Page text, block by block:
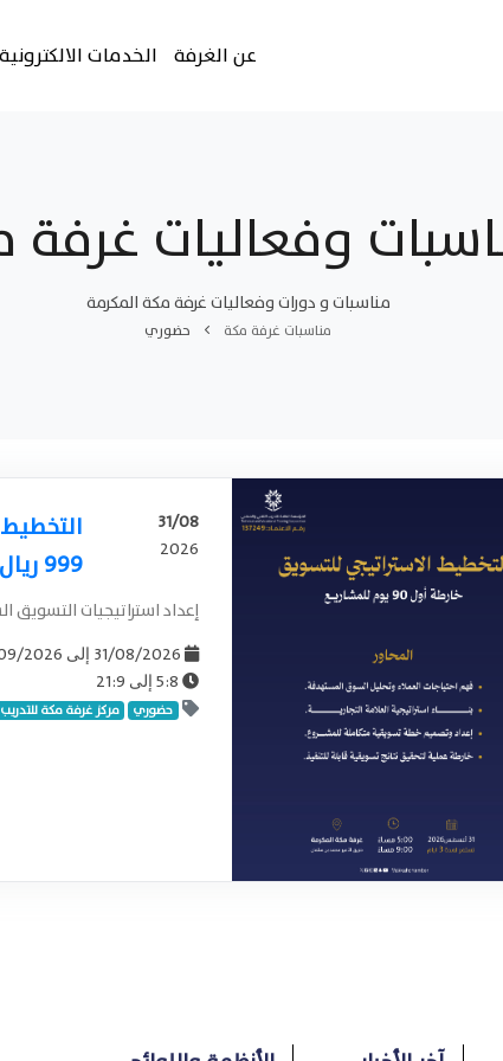
عن الغرفة الخدمات الالكترونية
وفعاليات غرفة
مناسبات و دورات وفعاليات غرفة مكة المكرمة
مناسبات غرفة مكة حضوري
31/08
2026
999 ريال - التسجيل المبكر
إعداد استراتيجيات التسويق
31/08/2026 إلى 2026
5:8 إلى 21:9
حضوري مركز غرفة مكة للتدريب